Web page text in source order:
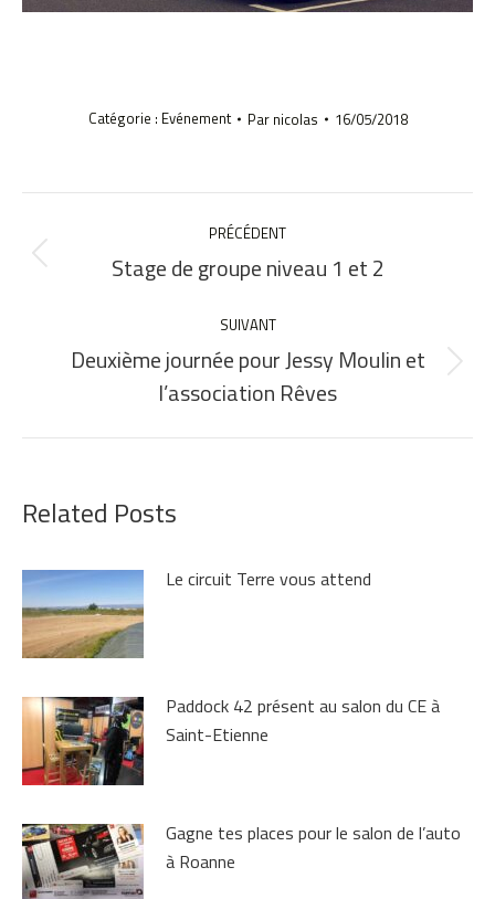
Catégorie : Evénement Par nicolas 16/05/2018
NAVIGATION
ARTICLE PRÉCÉDENT
Article
:
Stage de groupe niveau 1 et 2
SUIVANT
Article
suivant
Deuxième journée pour Jessy Moulin et
l’association Rêves
Related Posts
Le circuit Terre vous attend
Paddock 42 présent au salon du CE à
Saint-Etienne
Gagne tes places pour le salon de l’auto
à Roanne